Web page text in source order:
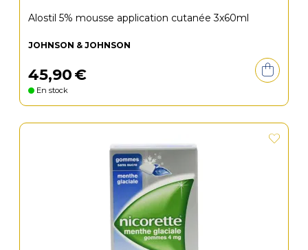
Alostil 5% mousse application cutanée 3x60ml
JOHNSON & JOHNSON
45,90€
En stock